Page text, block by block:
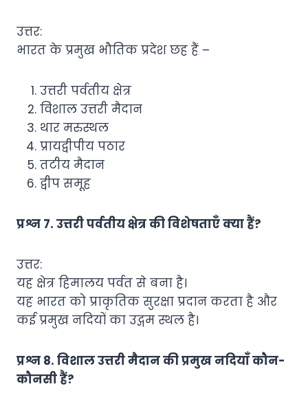
उत्तर:
भारत के प्रमुख भौतिक प्रदेश छह हैं –
उत्तरी पर्वतीय क्षेत्र
विशाल उत्तरी मैदान
थार मरुस्थल
प्रायद्वीपीय पठार
तटीय मैदान
द्वीप समूह
प्रश्न 7. उत्तरी पर्वतीय क्षेत्र की विशेषताएँ क्या हैं?
उत्तर:
यह क्षेत्र हिमालय पर्वत से बना है।
यह भारत को प्राकृतिक सुरक्षा प्रदान करता है और
कई प्रमुख नदियों का उद्गम स्थल है।
प्रश्न 8. विशाल उत्तरी मैदान की प्रमुख नदियाँ कौन-
कौनसी हैं?